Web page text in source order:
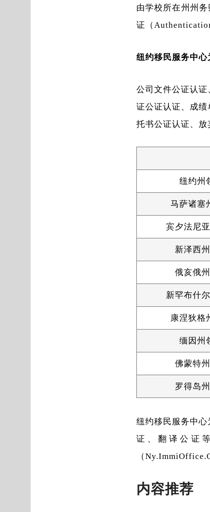
由学校所在州州
证（
纽约移民服务中心
公司文件公证认
证公证认证、成
托书公证认证、放
纽约州
马萨诸塞
宾夕法尼
新泽西
俄亥俄
新罕布什
康涅狄格
缅因州
佛蒙特
罗得岛
纽约移民服务中
证、翻译公证
（
内容推荐